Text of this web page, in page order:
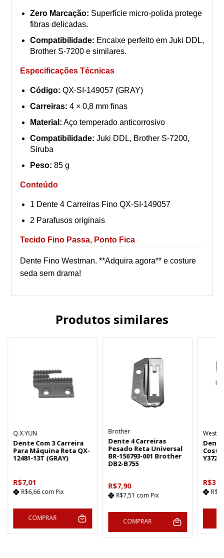
Zero Marcação: Superfície micro-polida protege
fibras delicadas.
Compatibilidade: Encaixe perfeito em Juki DDL,
Brother S-7200 e similares.
Especificações Técnicas
Código: QX-SI-149057 (GRAY)
Carreiras: 4 × 0,8 mm finas
Material: Aço temperado anticorrosivo
Compatibilidade: Juki DDL, Brother S-7200,
Siruba
Peso: 85 g
Conteúdo
1 Dente 4 Carreiras Fino QX-SI-149057
2 Parafusos originais
Tecido Fino Passa, Ponto Fica
Dente Fino Westman. **Adquira agora** e costure
seda sem drama!
Produtos similares
Q.X.YUN
Dente Com 3 Carreira
Para Máquina Reta QX-
12481-13T (GRAY)
R$7,01
R$6,66com Pix
COMPRAR
Brother
Dente 4 Carreiras
Pesado Reta Universal
BR-150793-001 Brother
DB2-B755
R$7,90
R$7,51 com Pix
COMPRAR